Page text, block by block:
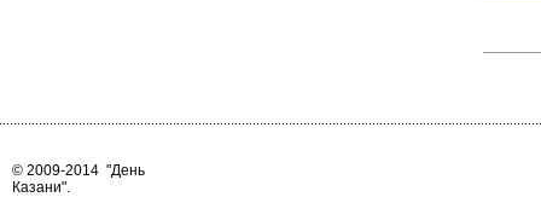
© 2009-2014 "День
Казани".